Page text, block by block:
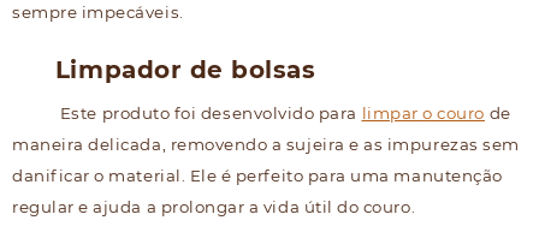
sempre impecáveis.
Limpador de bolsas
Este produto foi desenvolvido para limpar o couro de
maneira delicada, removendo a sujeira e as impurezas sem
danificar o material. Ele é perfeito para uma manutenção
regular e ajuda a prolongar a vida útil do couro.